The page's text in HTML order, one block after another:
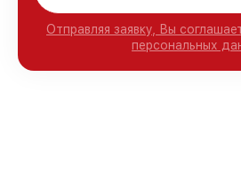
Отправляя заявку, Вы
персональных